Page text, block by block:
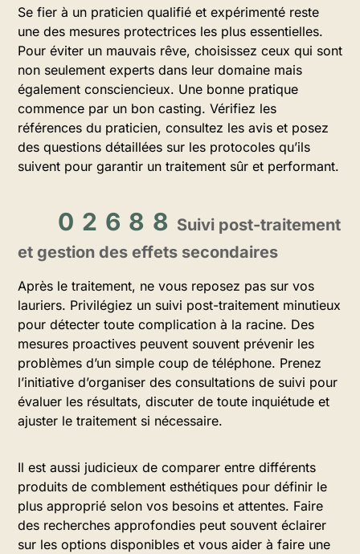
Se fier à un praticien qualifié et expérimenté reste
une des mesures protectrices les plus essentielles.
Pour éviter un mauvais rêve, choisissez ceux qui sont
non seulement experts dans leur domaine mais
également consciencieux. Une bonne pratique
commence par un bon casting. Vérifiez les
références du praticien, consultez les avis et posez
des questions détaillées sur les protocoles qu’ils
suivent pour garantir un traitement sûr et performant.
Suivi post-traitement
et gestion des effets secondaires
Après le traitement, ne vous reposez pas sur vos
lauriers. Privilégiez un suivi post-traitement minutieux
pour détecter toute complication à la racine. Des
mesures proactives peuvent souvent prévenir les
problèmes d’un simple coup de téléphone. Prenez
l’initiative d’organiser des consultations de suivi pour
évaluer les résultats, discuter de toute inquiétude et
ajuster le traitement si nécessaire.
Il est aussi judicieux de comparer entre différents
produits de comblement esthétiques pour définir le
plus approprié selon vos besoins et attentes. Faire
des recherches approfondies peut souvent éclairer
sur les options disponibles et vous aider à faire une